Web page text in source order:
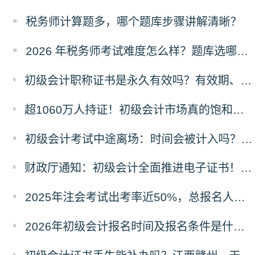
税务师计算题多，哪个题库步骤讲解清晰？
2026 年税务师考试难度怎么样？题库选哪家的好？
初级会计职称证书是永久有效吗？有效期、领取时限及继续教育要求全解答
超1060万人持证！初级会计市场真的饱和了吗？含金量真相+2026备考攻略
初级会计考试中途离场：时间会被计入吗？规则与原因详解
财政厅通知：初级会计全面推进电子证书！纸质证书还发吗？2025年领证时间看这里
2025年注会考试出考率近50%，总报名人数80.44万！
2026年初级会计报名时间及报名条件是什么？在哪里报名？